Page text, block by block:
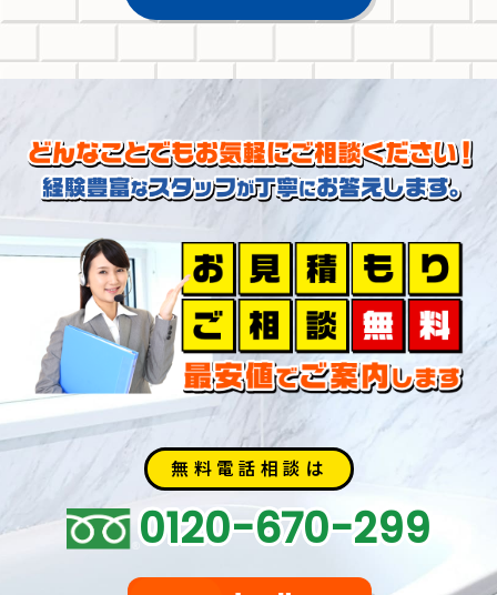
無料電話相談は
0120-670-299